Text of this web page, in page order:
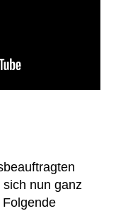
nun ganz